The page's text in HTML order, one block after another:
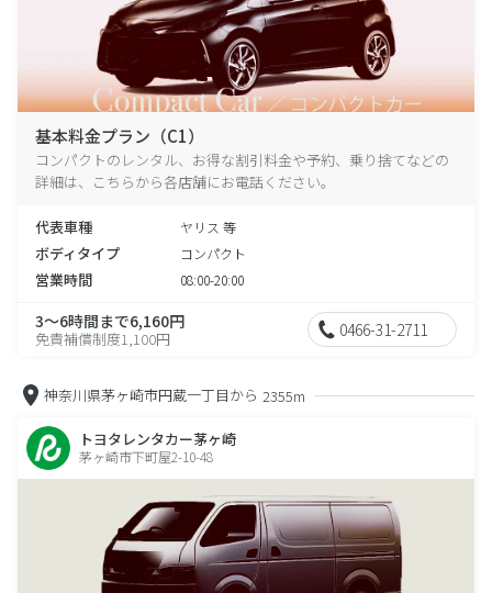
基本料金プラン（C1）
コンパクトのレンタル、お得な割引料金や予約、乗り捨てなどの
詳細は、こちらから各店舗にお電話ください。
代表車種 ヤリス 等
ボディタイプ コンパクト
営業時間 08:00-20:00
3～6時間まで6,160円
免責補償制度1,100円 0466-31-2711
神奈川県茅ヶ崎市円蔵一丁目から 2355m
トヨタレンタカー茅ヶ崎
茅ヶ崎市下町屋2-10-48